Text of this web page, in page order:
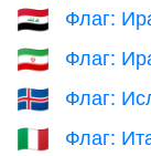
🇮🇶 Флаг:
🇮🇷 Флаг:
🇮🇸 Флаг:
🇮🇹 Флаг: